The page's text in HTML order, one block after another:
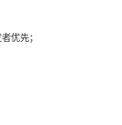
优先；